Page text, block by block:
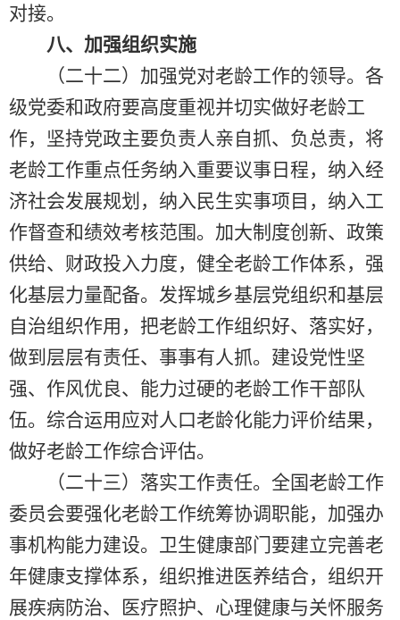
对接。
八、加强组织实施
（二十二）加强党对老龄工作的领导。各
级党委和政府要高度重视并切实做好老龄工
作，坚持党政主要负责人亲自抓、负总责，将
老龄工作重点任务纳入重要议事日程，纳入经
济社会发展规划，纳入民生实事项目，纳入工
作督查和绩效考核范围。加大制度创新、政策
供给、财政投入力度，健全老龄工作体系，强
化基层力量配备。发挥城乡基层党组织和基层
自治组织作用，把老龄工作组织好、落实好，
做到层层有责任、事事有人抓。建设党性坚
强、作风优良、能力过硬的老龄工作干部队
伍。综合运用应对人口老龄化能力评价结果，
做好老龄工作综合评估。
（二十三）落实工作责任。全国老龄工作
委员会要强化老龄工作统筹协调职能，加强办
事机构能力建设。卫生健康部门要建立完善老
年健康支撑体系，组织推进医养结合，组织开
展疾病防治、医疗照护、心理健康与关怀服务